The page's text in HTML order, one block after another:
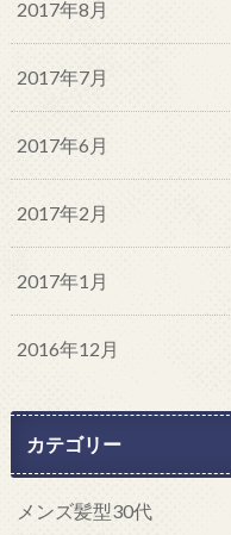
2017年8月
2017年7月
2017年6月
2017年2月
2017年1月
2016年12月
カテゴリー
メンズ髪型30代